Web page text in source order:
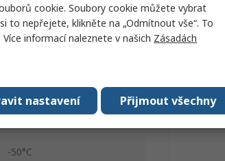
Černá
Polyester
Ano
-50°C
cookie. Soubory cookie můžete vybrat
to nepřejete, klikněte na „Odmítnout vše“. To
informací naleznete v našich Zásadách
Přijmout všechny
nastavení